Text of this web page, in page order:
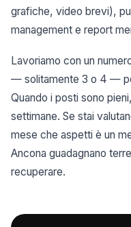
grafiche, video brevi),
management e report
Lavoriamo con un
— solitamente 3 o 4 —
Quando i posti sono
settimane. Se stai
mese che aspetti è un
Ancona guadagnano
recuperare.